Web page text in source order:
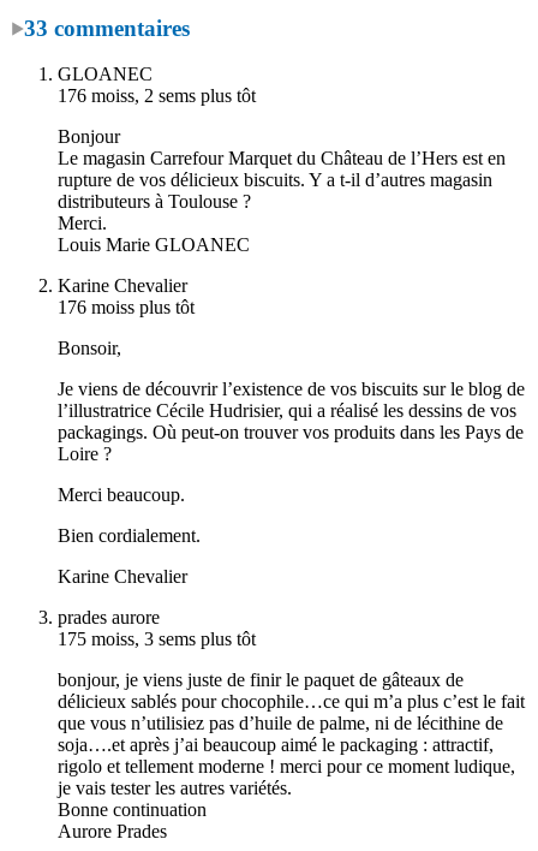
33 commentaires
GLOANEC
176 moiss, 2 sems plus tôt
Bonjour
Le magasin Carrefour Marquet du Château de l’Hers est en
rupture de vos délicieux biscuits. Y a t-il d’autres magasin
distributeurs à Toulouse ?
Merci.
Louis Marie GLOANEC
Karine Chevalier
176 moiss plus tôt
Bonsoir,
Je viens de découvrir l’existence de vos biscuits sur le blog de
l’illustratrice Cécile Hudrisier, qui a réalisé les dessins de vos
packagings. Où peut-on trouver vos produits dans les Pays de
Loire ?
Merci beaucoup.
Bien cordialement.
Karine Chevalier
prades aurore
175 moiss, 3 sems plus tôt
bonjour, je viens juste de finir le paquet de gâteaux de
délicieux sablés pour chocophile…ce qui m’a plus c’est le fait
que vous n’utilisiez pas d’huile de palme, ni de lécithine de
soja….et après j’ai beaucoup aimé le packaging : attractif,
rigolo et tellement moderne ! merci pour ce moment ludique,
je vais tester les autres variétés.
Bonne continuation
Aurore Prades